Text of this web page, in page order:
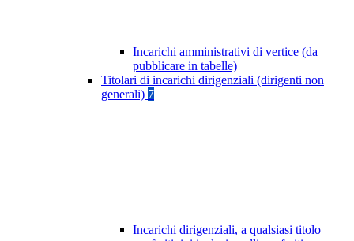
Incarichi amministrativi di vertice (da
pubblicare in tabelle)
Titolari di incarichi dirigenziali (dirigenti non
generali) 7
Incarichi dirigenziali, a qualsiasi titolo